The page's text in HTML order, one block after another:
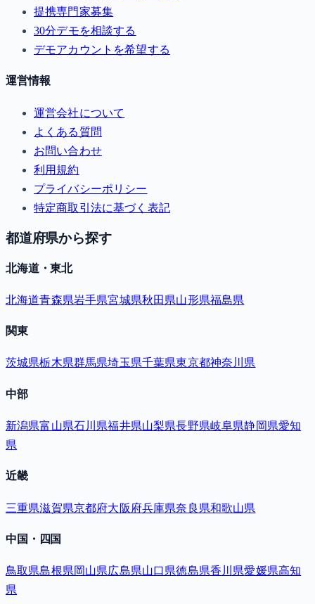
提携専門家募集
30分デモを相談する
デモアカウントを希望する
運営情報
運営会社について
よくある質問
お問い合わせ
利用規約
プライバシーポリシー
特定商取引法に基づく表記
都道府県から探す
北海道・東北
北海道青森県岩手県宮城県秋田県山形県福島県
関東
茨城県栃木県群馬県埼玉県千葉県東京都神奈川県
中部
新潟県富山県石川県福井県山梨県長野県岐阜県静岡県愛知
県
近畿
三重県滋賀県京都府大阪府兵庫県奈良県和歌山県
中国・四国
鳥取県島根県岡山県広島県山口県徳島県香川県愛媛県高知
県